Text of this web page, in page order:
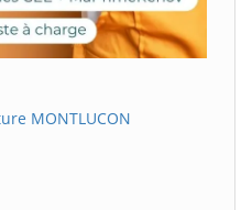
MONTLUCON